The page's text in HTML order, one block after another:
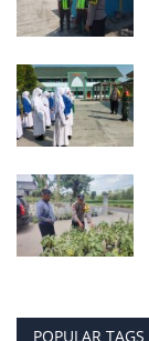
POPULAR TAGS